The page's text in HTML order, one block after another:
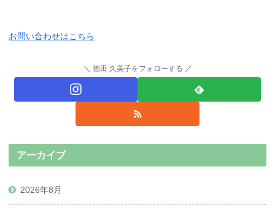
お問い合わせはこちら
徳田 久美子をフォローする
アーカイブ
2026年8月